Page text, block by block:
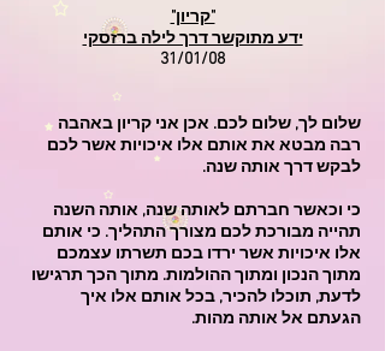
"קריון"
ידע מתוקשר דרך לילה ברזסקי
31/01/08
שלום לך, שלום לכם. אכן אני קריון באהבה
רבה מבטא את אותם אלו איכויות אשר לכם
לבקש דרך אותה שנה.
כי וכאשר חברתם לאותה שנה, אותה השנה
תהייה מבורכת לכם מצורך התהליך. כי אותם
אלו איכויות אשר ירדו בכם תשרתו עצמכם
מתוך הנכון ומתוך ההולמות. מתוך הכך תרגישו
לדעת, תוכלו להכיר, בכל אותם אלו איך
הגעתם אל אותה מהות.